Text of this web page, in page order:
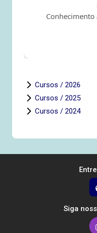
Conhecimento
Cursos / 2026
Cursos / 2025
Cursos / 2024
Siga